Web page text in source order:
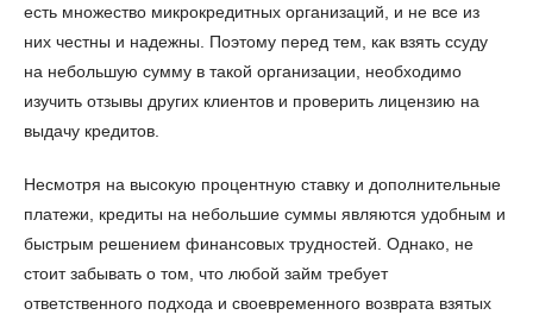
есть множество микрокредитных организаций, и не все из
них честны и надежны. Поэтому перед тем, как взять ссуду
на небольшую сумму в такой организации, необходимо
изучить отзывы других клиентов и проверить лицензию на
выдачу кредитов.
Несмотря на высокую процентную ставку и дополнительные
платежи, кредиты на небольшие суммы являются удобным и
быстрым решением финансовых трудностей. Однако, не
стоит забывать о том, что любой займ требует
ответственного подхода и своевременного возврата взятых